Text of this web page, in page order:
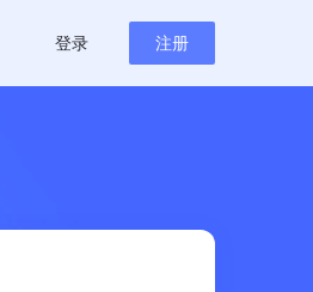
登录 注册